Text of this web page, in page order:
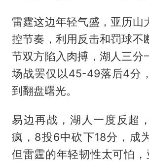
雷霆这边年轻气盛，亚历山
控节奏，利用反击和罚球不
节双方陷入肉搏，湖人三分
场战罢仅以45-49落后4分
到翻盘曙光。
易边再战，湖人一度反超
疯，8投6中砍下18分，成
但雷霆的年轻韧性太可怕